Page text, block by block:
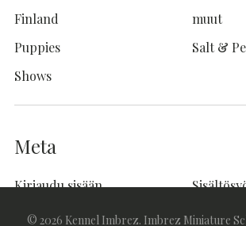
Finland
muut
Puppies
Salt &
Shows
Meta
Kirjaudu sisään
Kommenttisyöte
© 2026 Kennel Imbrez. Imbrez Miniature